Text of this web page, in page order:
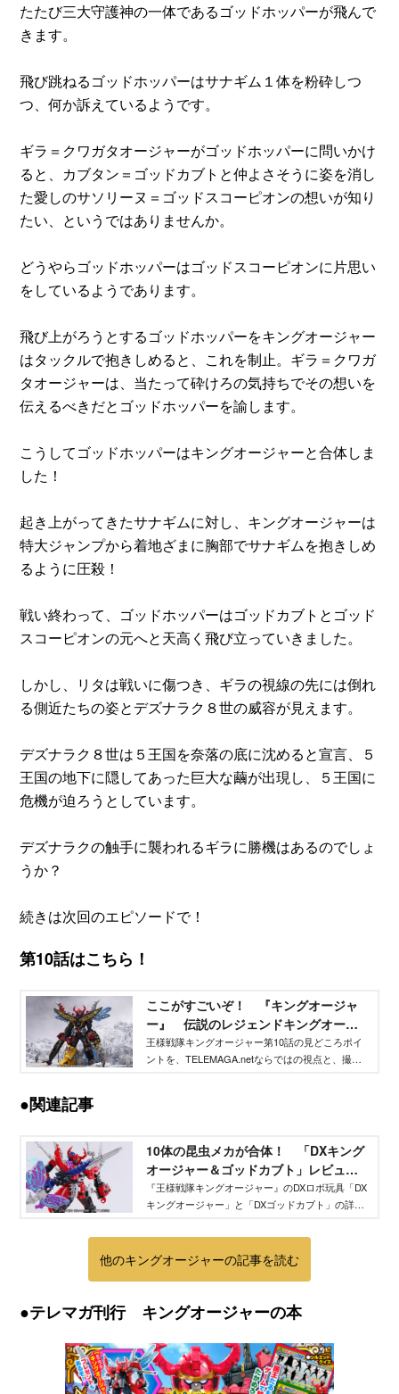
たたび三大守護神の一体であるゴッドホッパーが飛んで
きます。
飛び跳ねるゴッドホッパーはサナギム１体を粉砕しつ
つ、何か訴えているようです。
ギラ＝クワガタオージャーがゴッドホッパーに問いかけ
ると、カブタン＝ゴッドカブトと仲よさそうに姿を消し
た愛しのサソリーヌ＝ゴッドスコーピオンの想いが知り
たい、というではありませんか。
どうやらゴッドホッパーはゴッドスコーピオンに片思い
をしているようであります。
飛び上がろうとするゴッドホッパーをキングオージャー
はタックルで抱きしめると、これを制止。ギラ＝クワガ
タオージャーは、当たって砕けろの気持ちでその想いを
伝えるべきだとゴッドホッパーを諭します。
こうしてゴッドホッパーはキングオージャーと合体しま
した！
起き上がってきたサナギムに対し、キングオージャーは
特大ジャンプから着地ざまに胸部でサナギムを抱きしめ
るように圧殺！
戦い終わって、ゴッドホッパーはゴッドカブトとゴッド
スコーピオンの元へと天高く飛び立っていきました。
しかし、リタは戦いに傷つき、ギラの視線の先には倒れ
る側近たちの姿とデズナラク８世の威容が見えます。
デズナラク８世は５王国を奈落の底に沈めると宣言、５
王国の地下に隠してあった巨大な繭が出現し、５王国に
危機が迫ろうとしています。
デズナラクの触手に襲われるギラに勝機はあるのでしょ
うか？
続きは次回のエピソードで！
第10話はこちら！
ここがすごいぞ！ 『キングオージャ
ー』 伝説のレジェンドキングオージ
ャー降臨！ - TELEMAGA.net｜講談社
王様戦隊キングオージャー第10話の見どころポイ
ントを、TELEMAGA.netならではの視点と、撮影
●関連記事
10体の昆虫メカが合体！ 「DXキング
オージャー＆ゴッドカブト」レビュ
ー！ - TELEMAGA.net｜講談社
『王様戦隊キングオージャー』のDXロボ玩具「DX
キングオージャー」と「DXゴッドカブト」の詳細
脅威の関節可動をお見せします！
他のキングオージャーの記事を読む
●テレマガ刊行 キングオージャーの本